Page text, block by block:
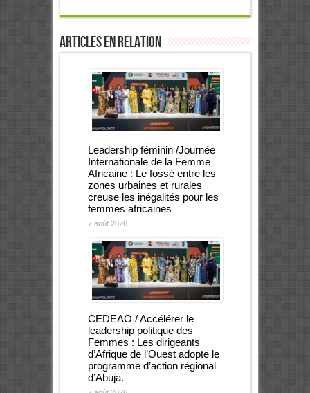
Articles en relation
Leadership féminin /Journée
Internationale de la Femme
Africaine : Le fossé entre les
zones urbaines et rurales
creuse les inégalités pour les
femmes africaines
7 août 2026
CEDEAO / Accélérer le
leadership politique des
Femmes : Les dirigeants
d’Afrique de l’Ouest adopte le
programme d’action régional
d’Abuja.